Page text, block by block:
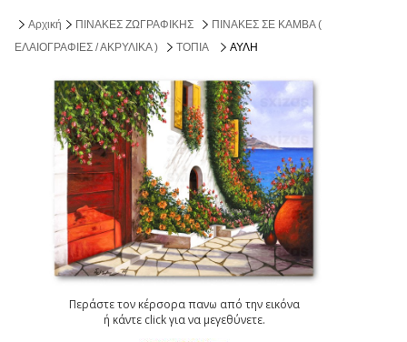
Αρχική ΠΙΝΑΚΕΣ ΖΩΓΡΑΦΙΚΗΣ
ΠΙΝΑΚΕΣ ΣΕ ΚΑΜΒΑ (
ΕΛΑΙΟΓΡΑΦΙΕΣ / ΑΚΡΥΛΙΚΑ )
ΤΟΠΙΑ ΑΥΛΗ
Περάστε τον κέρσορα πανω από την εικόνα
ή κάντε click για να μεγεθύνετε.